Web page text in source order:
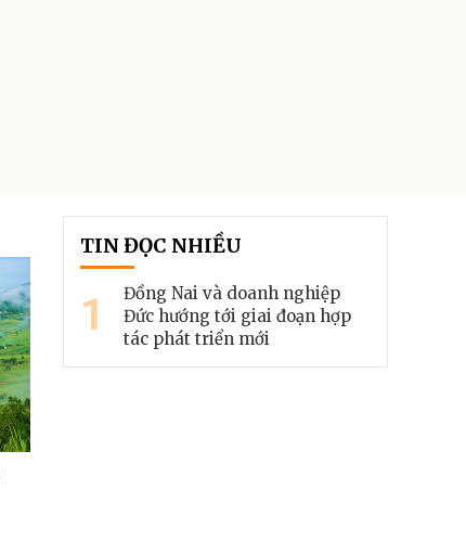
TIN ĐỌC NHIỀU
1
Đồng Nai và doanh nghiệp
Đức hướng tới giai đoạn hợp
tác phát triển mới